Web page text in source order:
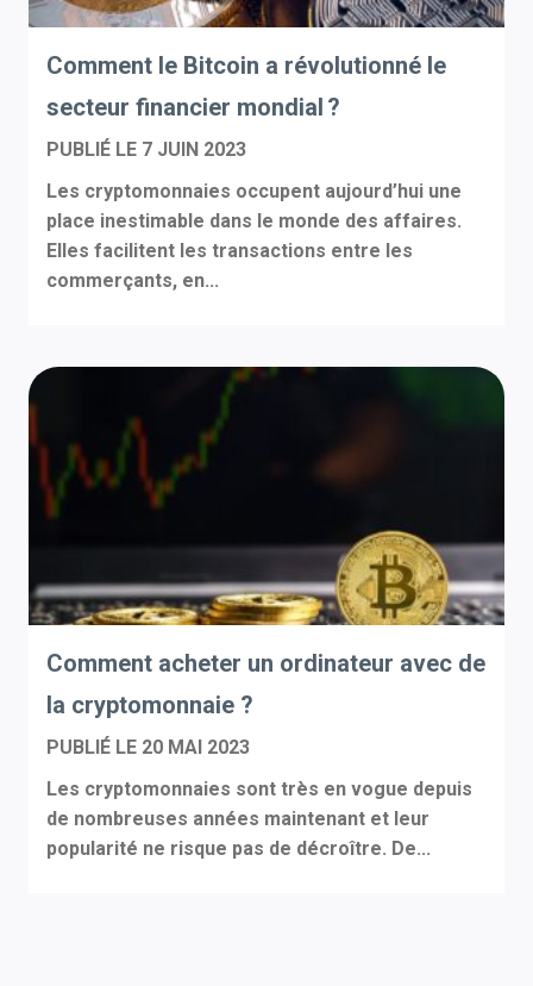
Comment le Bitcoin a révolutionné le
secteur financier mondial ?
PUBLIÉ LE 7 JUIN 2023
Les cryptomonnaies occupent aujourd’hui une
place inestimable dans le monde des affaires.
Elles facilitent les transactions entre les
commerçants, en...
Comment acheter un ordinateur avec de
la cryptomonnaie ?
PUBLIÉ LE 20 MAI 2023
Les cryptomonnaies sont très en vogue depuis
de nombreuses années maintenant et leur
popularité ne risque pas de décroître. De...